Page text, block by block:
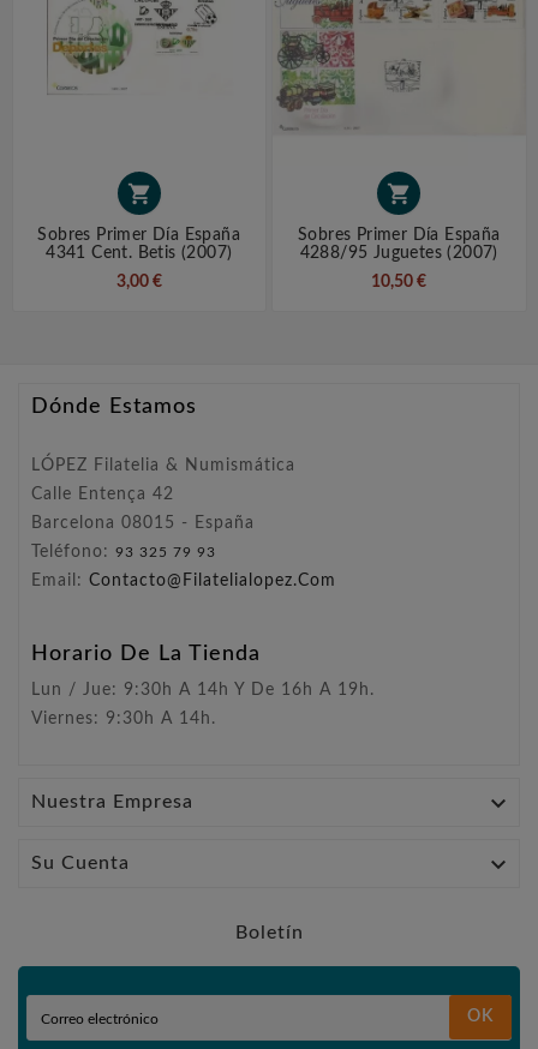

Sobres Primer Día España
4341 Cent. Betis (2007)
3,00 €

Sobres Primer Día España
4288/95 Juguetes (2007)
10,50 €
Dónde Estamos
LÓPEZ Filatelia & Numismática
Calle Entença 42
Barcelona 08015 - España
Teléfono: 93 325 79 93
Email: Contacto@filatelialopez.com
Horario De La Tienda
Lun / Jue: 9:30h A 14h Y De 16h A 19h.
Viernes: 9:30h A 14h.
Nuestra Empresa 
Su Cuenta 
Boletín
OK